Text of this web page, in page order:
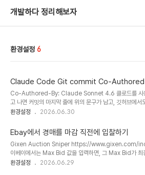
개발하다 정리해보자
환경설정 6
Claude Code Git commit Co-Authored-
Co-Authored-By: Claude Sonnet 4.6 클로드를 사용
고 나면 커밋의 마지막 줄에 위의 문구가 남고, 깃허브에서
콘이 남는 경험이 있으셨을겁니다.AI를 사용해서 코딩을 한
다.~/.claude/settings.json에 보면 클로드 설정이 저
{ "commit": "", "pr": "" }}파일에서 attribution 설정의
값을 주면 앞으로의 커밋에는 표시되지 않습니다. 자세한
..
환경설정 2026.06.30
Ebay에서 경매를 마감 직전에 입찰하기
Gixen Auction Sniper https://www.gixen.com/
이베이에서는 Max Bid 값을 입력하면, 그 Max Bid가 최
Max Bid 보다 약간 높은 가격을 책정하게 되어있다.그래
환경설정 2026.06.29